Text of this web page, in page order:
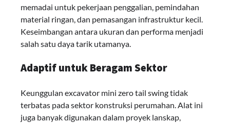
memadai untuk pekerjaan penggalian, pemindahan
material ringan, dan pemasangan infrastruktur kecil.
Keseimbangan antara ukuran dan performa menjadi
salah satu daya tarik utamanya.
Adaptif untuk Beragam Sektor
Keunggulan excavator mini zero tail swing tidak
terbatas pada sektor konstruksi perumahan. Alat ini
juga banyak digunakan dalam proyek lanskap,